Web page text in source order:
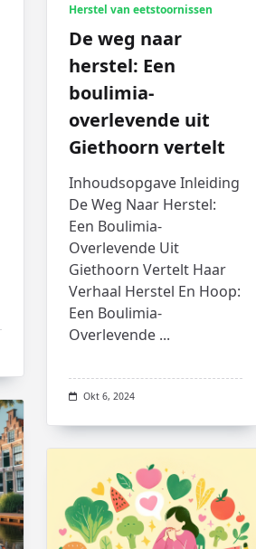
Herstel van eetstoornissen
De weg naar
herstel: Een
boulimia-
overlevende uit
Giethoorn vertelt
Inhoudsopgave Inleiding
De Weg Naar Herstel:
Een Boulimia-
Overlevende Uit
Giethoorn Vertelt Haar
Verhaal Herstel En Hoop:
Een Boulimia-
Overlevende ...
Okt 6, 2024